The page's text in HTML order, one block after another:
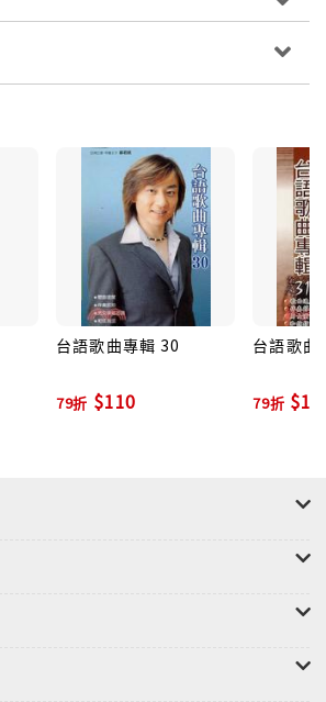
台語歌曲專輯 30
79折 $110
台語歌曲
79折